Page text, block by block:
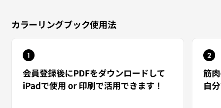
カラーリングブック使用法